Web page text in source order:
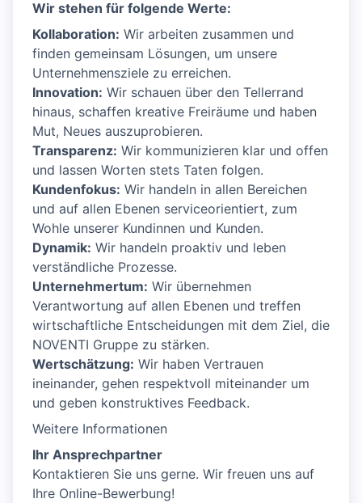
Wir stehen für folgende Werte:
Kollaboration: Wir arbeiten zusammen und
finden gemeinsam Lösungen, um unsere
Unternehmensziele zu erreichen.
Innovation: Wir schauen über den Tellerrand
hinaus, schaffen kreative Freiräume und haben
Mut, Neues auszuprobieren.
Transparenz: Wir kommunizieren klar und offen
und lassen Worten stets Taten folgen.
Kundenfokus: Wir handeln in allen Bereichen
und auf allen Ebenen serviceorientiert, zum
Wohle unserer Kundinnen und Kunden.
Dynamik: Wir handeln proaktiv und leben
verständliche Prozesse.
Unternehmertum: Wir übernehmen
Verantwortung auf allen Ebenen und treffen
wirtschaftliche Entscheidungen mit dem Ziel, die
NOVENTI Gruppe zu stärken.
Wertschätzung: Wir haben Vertrauen
ineinander, gehen respektvoll miteinander um
und geben konstruktives Feedback.
Weitere Informationen
Ihr Ansprechpartner
Kontaktieren Sie uns gerne. Wir freuen uns auf
Ihre Online-Bewerbung!